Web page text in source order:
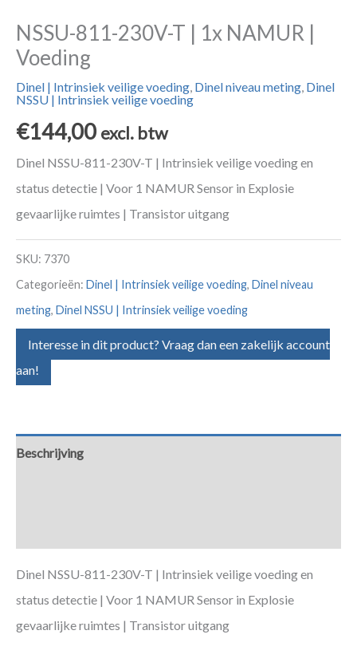
NSSU-811-230V-T | 1x NAMUR |
Voeding
Dinel | Intrinsiek veilige voeding, Dinel niveau meting, Dinel
NSSU | Intrinsiek veilige voeding
€144,00 excl. btw
Dinel NSSU-811-230V-T | Intrinsiek veilige voeding en
status detectie | Voor 1 NAMUR Sensor in Explosie
gevaarlijke ruimtes | Transistor uitgang
SKU: 7370
Categorieën: Dinel | Intrinsiek veilige voeding, Dinel niveau
meting, Dinel NSSU | Intrinsiek veilige voeding
Interesse in dit product? Vraag dan een zakelijk account
aan!
Beschrijving
Dinel NSSU-811-230V-T | Intrinsiek veilige voeding en
status detectie | Voor 1 NAMUR Sensor in Explosie
gevaarlijke ruimtes | Transistor uitgang